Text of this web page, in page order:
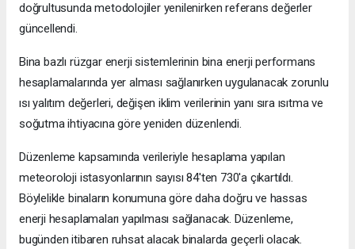
doğrultusunda metodolojiler yenilenirken referans değerler
güncellendi.
Bina bazlı rüzgar enerji sistemlerinin bina enerji performans
hesaplamalarında yer alması sağlanırken uygulanacak zorunlu
ısı yalıtım değerleri, değişen iklim verilerinin yanı sıra ısıtma ve
soğutma ihtiyacına göre yeniden düzenlendi.
Düzenleme kapsamında verileriyle hesaplama yapılan
meteoroloji istasyonlarının sayısı 84'ten 730'a çıkartıldı.
Böylelikle binaların konumuna göre daha doğru ve hassas
enerji hesaplamaları yapılması sağlanacak. Düzenleme,
bugünden itibaren ruhsat alacak binalarda geçerli olacak.